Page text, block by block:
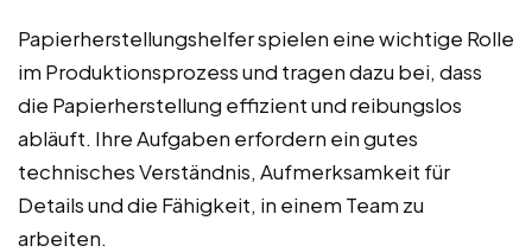
Papierherstellungshelfer spielen eine wichtige Rolle
im Produktionsprozess und tragen dazu bei, dass
die Papierherstellung effizient und reibungslos
abläuft. Ihre Aufgaben erfordern ein gutes
technisches Verständnis, Aufmerksamkeit für
Details und die Fähigkeit, in einem Team zu
arbeiten.